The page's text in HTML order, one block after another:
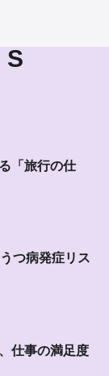
S
「旅行の仕
つ病発症リス
仕事の満足度